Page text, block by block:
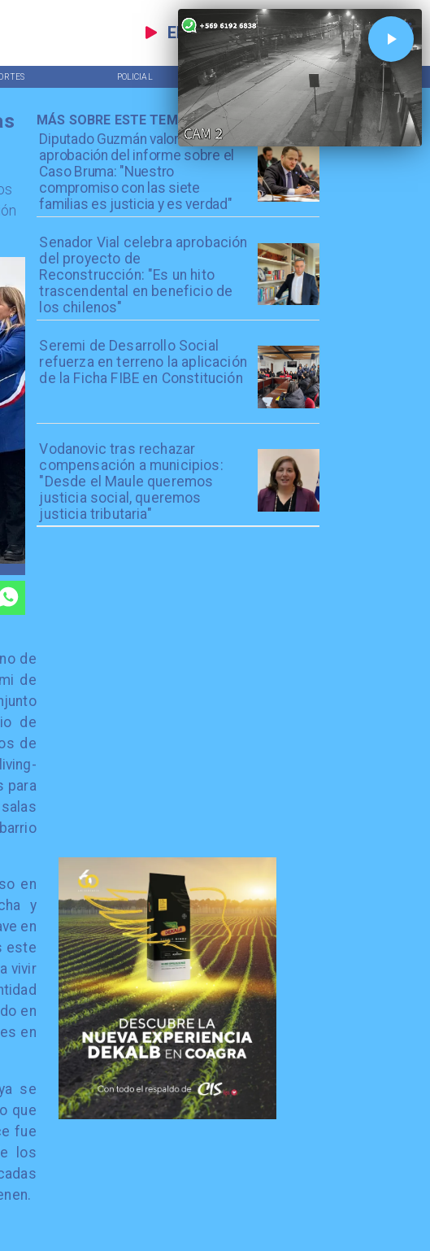
EN VIVO
POLICIAL TENDENCIAS
Diputado Guzmán valora
aprobación del informe sobre el
Caso Bruma: "Nuestro
compromiso con las siete
familias es justicia y es verdad"
Senador Vial celebra aprobación
del proyecto de
Reconstrucción: "Es un hito
trascendental en beneficio de
los chilenos"
Seremi de Desarrollo Social
refuerza en terreno la aplicación
de la Ficha FIBE en Constitución
Vodanovic tras rechazar
compensación a municipios:
"Desde el Maule queremos
justicia social, queremos
justicia tributaria"
MÁS SOBRE ESTE TEMA
de
de
de
de
para
en
y
en
este
vivir
en
en
se
que
fue
los